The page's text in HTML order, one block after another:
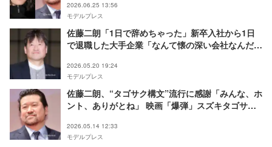
2026.06.25 13:56
モデルプレス
佐藤二朗「1日で辞めちゃった」新卒入社から1日
で退職した大手企業「なんて懐の深い会社なんだ」
2026.05.20 19:24
モデルプレス
佐藤二朗、“タゴサク構文”流行に感謝「みんな、ホ
ント、ありがとね」 映画「爆弾」スズキタゴサク
2026.05.14 12:33
モデルプレス